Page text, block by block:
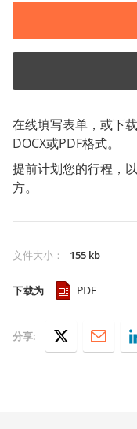
在线填写表单，或下
DOCX或PDF格式。
提前计划您的行程，
方。
文件大小 ： 155 kb
下载为 PDF
分享: